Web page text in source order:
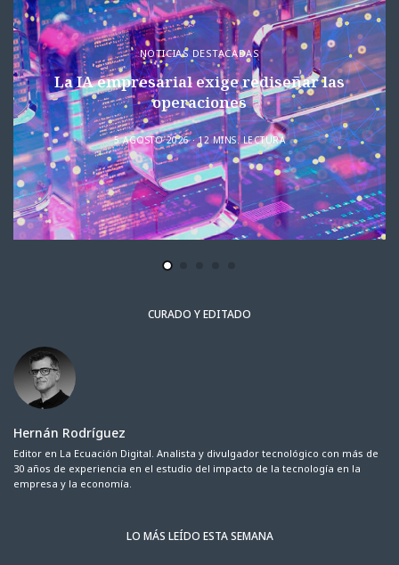
NOTICIAS DESTACADAS
La IA empresarial exige rediseñar las
operaciones
5 AGOSTO 2026 12 MINS. LECTURA
CURADO Y EDITADO
Hernán Rodríguez
Editor en La Ecuación Digital. Analista y divulgador tecnológico con más de
30 años de experiencia en el estudio del impacto de la tecnología en la
empresa y la economía.
LO MÁS LEÍDO ESTA SEMANA